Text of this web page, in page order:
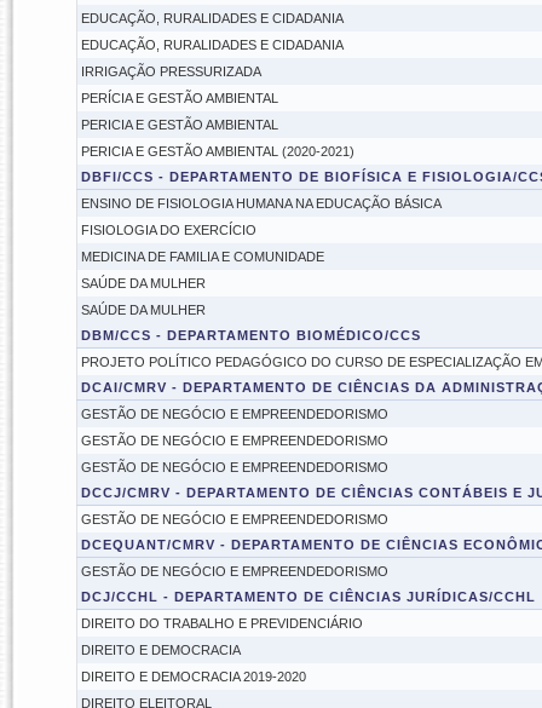
EDUCAÇÃO, RURALIDADES E CIDADANIA
EDUCAÇÃO, RURALIDADES E CIDADANIA
IRRIGAÇÃO PRESSURIZADA
PERÍCIA E GESTÃO AMBIENTAL
PERICIA E GESTÃO AMBIENTAL
PERICIA E GESTÃO AMBIENTAL (2020-2021)
DBFI/CCS - DEPARTAMENTO DE BIOFÍSICA E FISIOLOGIA/
ENSINO DE FISIOLOGIA HUMANA NA EDUCAÇÃO BÁSICA
FISIOLOGIA DO EXERCÍCIO
MEDICINA DE FAMILIA E COMUNIDADE
SAÚDE DA MULHER
SAÚDE DA MULHER
DBM/CCS - DEPARTAMENTO BIOMÉDICO/CCS
PROJETO POLÍTICO PEDAGÓGICO DO CURSO DE ESPECIALIZAÇÃO
DCAI/CMRV - DEPARTAMENTO DE CIÊNCIAS DA
GESTÃO DE NEGÓCIO E EMPREENDEDORISMO
GESTÃO DE NEGÓCIO E EMPREENDEDORISMO
GESTÃO DE NEGÓCIO E EMPREENDEDORISMO
DCCJ/CMRV - DEPARTAMENTO DE CIÊNCIAS CONTÁBEIS E
GESTÃO DE NEGÓCIO E EMPREENDEDORISMO
DCEQUANT/CMRV - DEPARTAMENTO DE CIÊNCIAS
GESTÃO DE NEGÓCIO E EMPREENDEDORISMO
DCJ/CCHL - DEPARTAMENTO DE CIÊNCIAS JURÍDICAS/CCHL
DIREITO DO TRABALHO E PREVIDENCIÁRIO
DIREITO E DEMOCRACIA
DIREITO E DEMOCRACIA 2019-2020
DIREITO ELEITORAL